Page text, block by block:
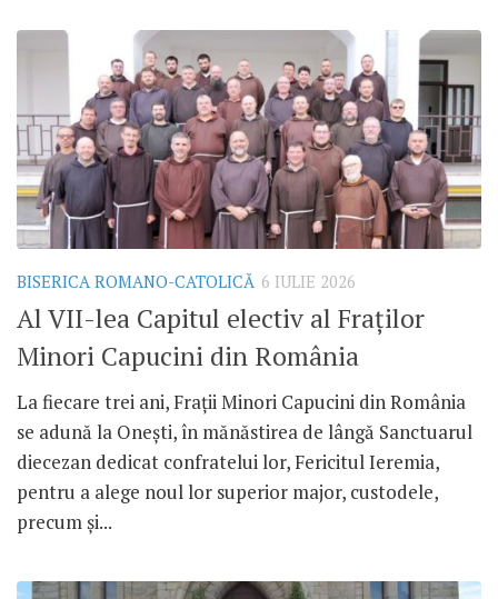
BISERICA ROMANO-CATOLICĂ 6 IULIE 2026
Al VII-lea Capitul electiv al Fraților
Minori Capucini din România
La fiecare trei ani, Frații Minori Capucini din România
se adună la Onești, în mănăstirea de lângă Sanctuarul
diecezan dedicat confratelui lor, Fericitul Ieremia,
pentru a alege noul lor superior major, custodele,
precum și...